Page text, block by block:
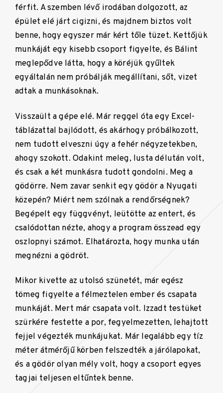
férfit. A szemben lévő irodában dolgozott, az
épület elé járt cigizni, és majdnem biztos volt
benne, hogy egyszer már kért tőle tüzet. Kettőjük
munkáját egy kisebb csoport figyelte, és Bálint
meglepődve látta, hogy a köréjük gyűltek
egyáltalán nem próbálják megállítani, sőt, vizet
adtak a munkásoknak.
Visszaült a gépe elé. Már reggel óta egy Excel-
táblázattal bajlódott, és akárhogy próbálkozott,
nem tudott elveszni úgy a fehér négyzetekben,
ahogy szokott. Odakint meleg, lusta délután volt,
és csak a két munkásra tudott gondolni. Meg a
gödörre. Nem zavar senkit egy gödör a Nyugati
közepén? Miért nem szólnak a rendőrségnek?
Begépelt egy függvényt, leütötte az entert, és
csalódottan nézte, ahogy a program összead egy
oszlopnyi számot. Elhatározta, hogy munka után
megnézni a gödröt.
Mikor kivette az utolsó szünetét, már egész
tömeg figyelte a félmeztelen ember és csapata
munkáját. Mert már csapata volt. Izzadt testüket
szürkére festette a por, fegyelmezetten, lehajtott
fejjel végezték munkájukat. Már legalább egy tíz
méter átmérőjű körben felszedték a járólapokat,
és a gödör olyan mély volt, hogy a csoport egyes
tagjai teljesen eltűntek benne.